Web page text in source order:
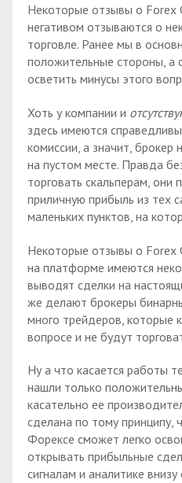
Некоторые отзывы о Forex
негативом отзываются о
торговле. Ранее мы в
положительные стороны, а
осветить минусы этого
Хоть у компании и
здесь имеются
комиссии, а значит, брокер
на пустом месте. Правда
торговать скальперам, они
приличную прибыль из тех
маленьких пунктов, на
Некоторые отзывы о Forex
на платформе имеются
выводят сделки на
же делают брокеры
много трейдеров, которые
вопросе и не будут
Ну а что касается работы
нашли только
касательно ее
сделана по тому принципу,
Форексе сможет легко
открывать прибыльные
сигналам и аналитике внизу